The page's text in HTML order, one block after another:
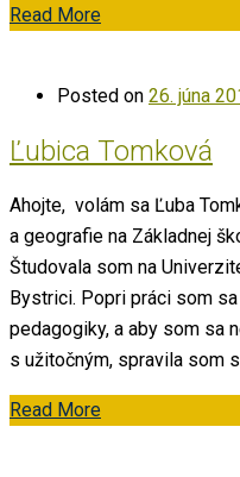
Read More
Posted on 26. júna
Ľubica Tomková
Ahojte, volám sa Ľuba
a geografie na Základnej
Študovala som na
Bystrici. Popri práci som
pedagogiky, a aby som sa
s užitočným, spravila som
Read More